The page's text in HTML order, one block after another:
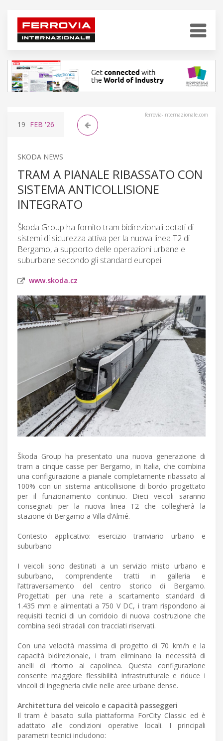
ferrovia-internazionale.com
19 FEB '26
SKODA NEWS
TRAM A PIANALE RIBASSATO CON
SISTEMA ANTICOLLISIONE
INTEGRATO
Škoda Group ha fornito tram bidirezionali dotati di
sistemi di sicurezza attiva per la nuova linea T2 di
Bergamo, a supporto delle operazioni urbane e
suburbane secondo gli standard europei.
www.skoda.cz
Škoda Group ha presentato una nuova generazione di
tram a cinque casse per Bergamo, in Italia, che combina
una configurazione a pianale completamente ribassato al
100% con un sistema anticollisione di bordo progettato
per il funzionamento continuo. Dieci veicoli saranno
consegnati per la nuova linea T2 che collegherà la
stazione di Bergamo a Villa d’Almé.
Contesto applicativo: esercizio tranviario urbano e
suburbano
I veicoli sono destinati a un servizio misto urbano e
suburbano, comprendente tratti in galleria e
l’attraversamento del centro storico di Bergamo.
Progettati per una rete a scartamento standard di
1.435 mm e alimentati a 750 V DC, i tram rispondono ai
requisiti tecnici di un corridoio di nuova costruzione che
combina sedi stradali con tracciati riservati.
Con una velocità massima di progetto di 70 km/h e la
capacità bidirezionale, i tram eliminano la necessità di
anelli di ritorno ai capolinea. Questa configurazione
consente maggiore flessibilità infrastrutturale e riduce i
vincoli di ingegneria civile nelle aree urbane dense.
Architettura del veicolo e capacità passeggeri
Il tram è basato sulla piattaforma ForCity Classic ed è
adattato alle condizioni operative locali. I principali
parametri tecnici includono: